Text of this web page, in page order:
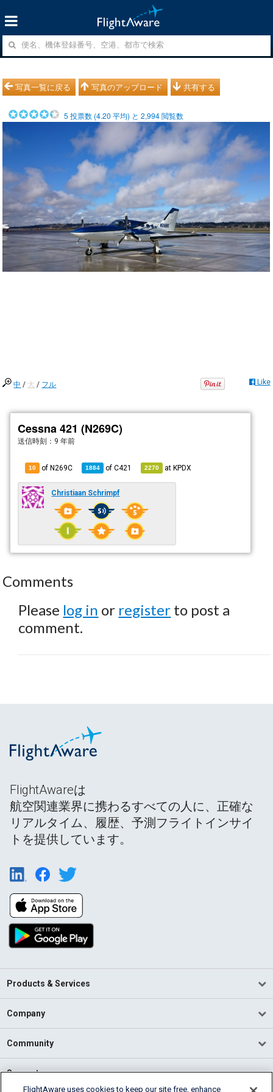
写真一覧に戻る 写真のアップロード 共有する
5 投票数 (4.20 平均) と2,994閲覧数
中 / 大 / フル Like
Cessna 421 (N269C)
送信時刻： 9 年前
10 of N269C 1884 ofC421 2270 atKPDX
Christiaan Schrimpf
Comments
Please log in or register to post a
comment.
FlightAwareは
航空関連業界に携わるすべての人に、正確な
リアルタイム、履歴、予測フライトインサイ
トを提供しています。
Products & Services
Company
Community
Support
FlightAware uses cookies to keep our site free, enhance